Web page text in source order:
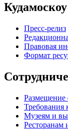
Кудамоскоу
Пресс-релиз
Правовая
Формат
Размещение
Требования
Музеям и
Ресторанам